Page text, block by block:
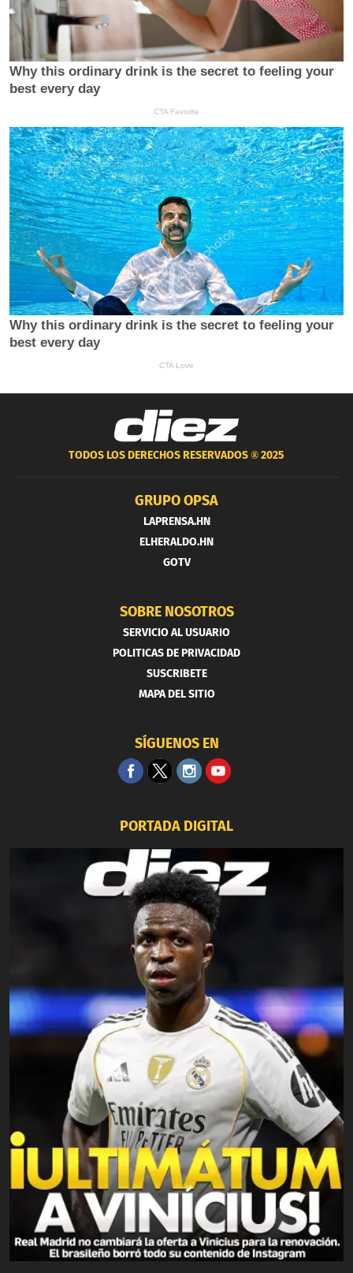
TODOS LOS DERECHOS RESERVADOS ®2025
GRUPO OPSA
LAPRENSA.HN
ELHERALDO.HN
GOTV
SOBRE NOSOTROS
SERVICIO AL USUARIO
POLITICAS DE PRIVACIDAD
SUSCRIBETE
MAPA DEL SITIO
SÍGUENOS EN
PORTADA DIGITAL